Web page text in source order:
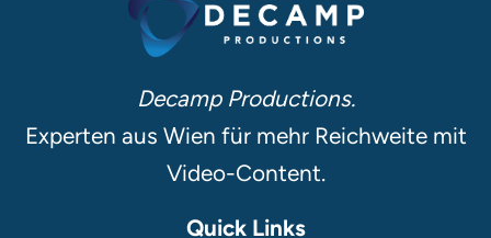
Decamp Productions.
Experten aus Wien für mehr Reichweite mit
Video-Content.
Quick Links